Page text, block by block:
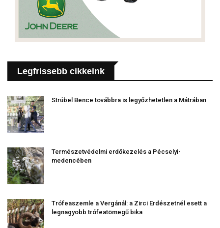
Legfrissebb cikkeink
Strúbel Bence továbbra is legyőzhetetlen a Mátrában
Természetvédelmi erdőkezelés a Pécselyi-
medencében
Trófeaszemle a Vergánál: a Zirci Erdészetnél esett a
legnagyobb trófeatömegű bika